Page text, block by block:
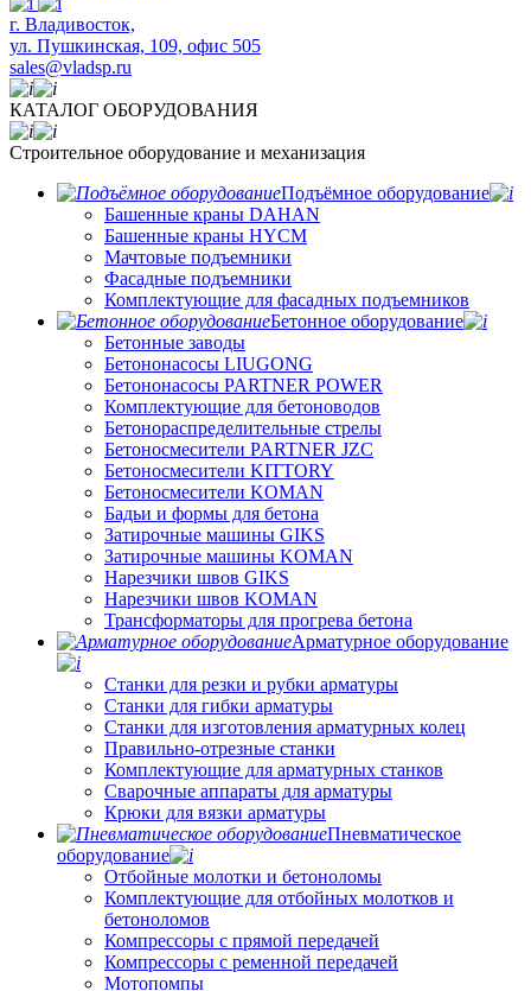
​г. Владивосток,
ул. Пушкинская, 109, офис 505
sales@vladsp.ru
КАТАЛОГ ОБОРУДОВАНИЯ
Строительное оборудование и механизация
Подъёмное оборудование
Башенные краны DAHAN
Башенные краны HYCM
Мачтовые подъемники
Фасадные подъемники
Комплектующие для фасадных подъемников
Бетонное оборудование
Бетонные заводы
Бетононасосы LIUGONG
Бетононасосы PARTNER POWER
Комплектующие для бетоноводов
Бетонораспределительные стрелы
Бетоносмесители PARTNER JZC
Бетоносмесители KITTORY
Бетоносмесители KOMAN
Бадьи и формы для бетона
Затирочные машины GIKS
Затирочные машины KOMAN
Нарезчики швов GIKS
Нарезчики швов KOMAN
Трансформаторы для прогрева бетона
Арматурное оборудование
Станки для резки и рубки арматуры
Станки для гибки арматуры
Станки для изготовления арматурных колец
Правильно-отрезные станки
Комплектующие для арматурных станков
Сварочные аппараты для арматуры
Крюки для вязки арматуры
Пневматическое
оборудование
Отбойные молотки и бетоноломы
Комплектующие для отбойных молотков и
бетоноломов
Компрессоры с прямой передачей
Компрессоры с ременной передачей
Мотопомпы